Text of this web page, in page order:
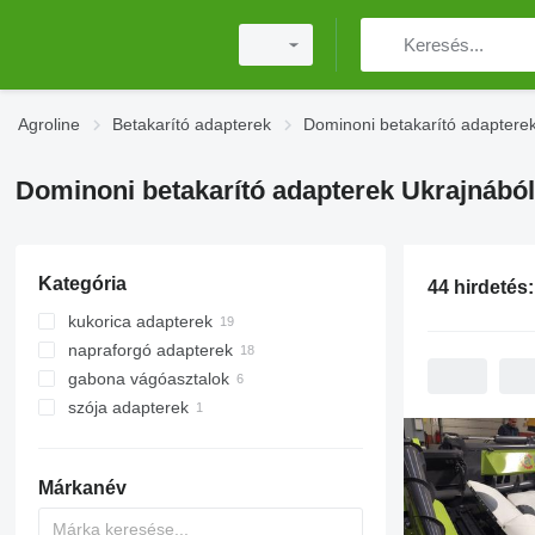
Agroline Betakarító adapterek Dominoni betakarító
Dominoni betakarító adapterek Ukrajnából
Kategória
kukorica adapterek
napraforgó adapterek
gabona vágóasztalok
szója adapterek
Márkanév
44 hirdetés: